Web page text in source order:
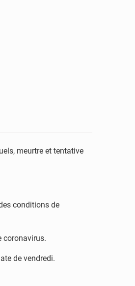
meurtre et tentative
conditions de
coronavirus.
de vendredi.